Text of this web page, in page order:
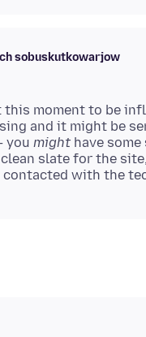
sobuskutkowarjow
this moment to be
and it might be
you might have
slate for the